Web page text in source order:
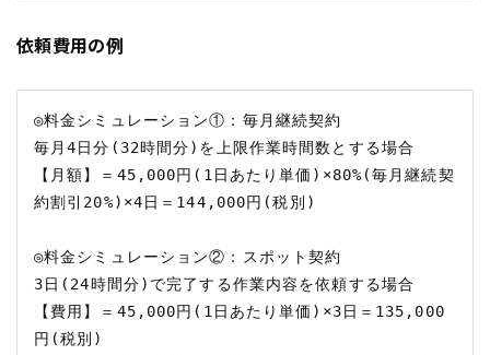
依頼費用の例
◎料金シミュレーション①：毎月継続契約
毎月4日分(32時間分)を上限作業時間数とする場合
【月額】＝45,000円(1日あたり単価)×80%(毎月継続契
約割引20%)×4日＝144,000円(税別)
◎料金シミュレーション②：スポット契約
3日(24時間分)で完了する作業内容を依頼する場合
【費用】＝45,000円(1日あたり単価)×3日＝135,000
円(税別)